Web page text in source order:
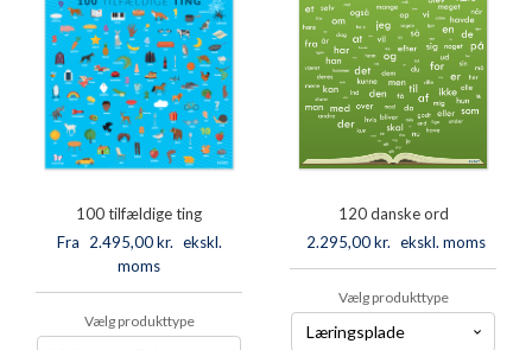
100 tilfældige ting
Fra
2.495,00kr. ekskl.
moms
Vælg produkttype
120 danske ord
2.295,00kr. ekskl. moms
Vælg produkttype